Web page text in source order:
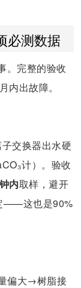
必测数据
。完整的验收
内出故障。
交换器出水硬
计）。验收
内取样，避开
——这也是90%
偏大→树脂接